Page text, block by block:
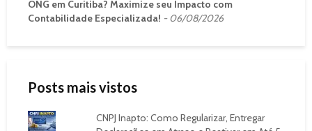
ONG em Curitiba? Maximize seu Impacto com
Contabilidade Especializada!
06/08/2026
Posts mais vistos
CNPJ Inapto: Como Regularizar, Entregar